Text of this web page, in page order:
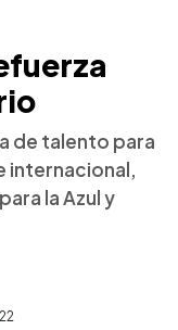
de talento para
internacional,
la Azul y